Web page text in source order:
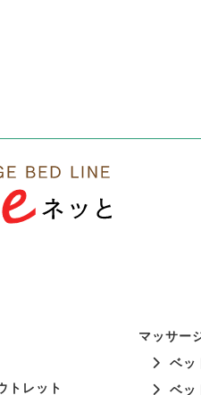
トレット
マッサー
ベッ
ベッ